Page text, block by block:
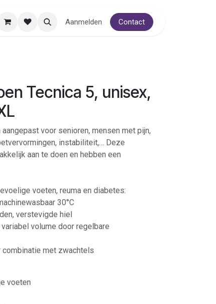
Aanmelden Contact
Tecnica 5, unisex,
voor senioren, mensen met pijn,
instabiliteit,… Deze
aan te doen en hebben een
voeten, reuma en diabetes:
30°C
verstevigde hiel
volume door regelbare
met zwachtels
voeten